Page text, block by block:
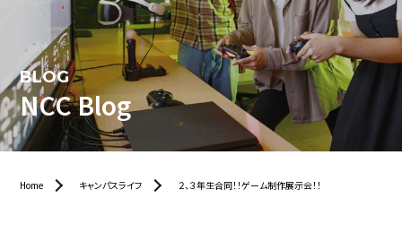
BLOG
NCC Blog
Home キャンパスライフ ２、３年生合同！！ゲーム制作展示会！！